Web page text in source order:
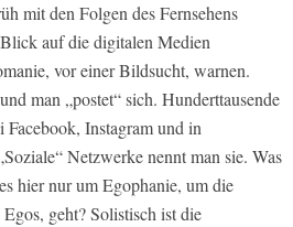
mit den Folgen des Fernsehens
auf die digitalen Medien
vor einer Bildsucht, warnen.
man „postet“ sich. Hunderttausende
Facebook, Instagram und in
Netzwerke nennt man sie. Was
hier nur um Egophanie, um die
geht? Solistisch ist die